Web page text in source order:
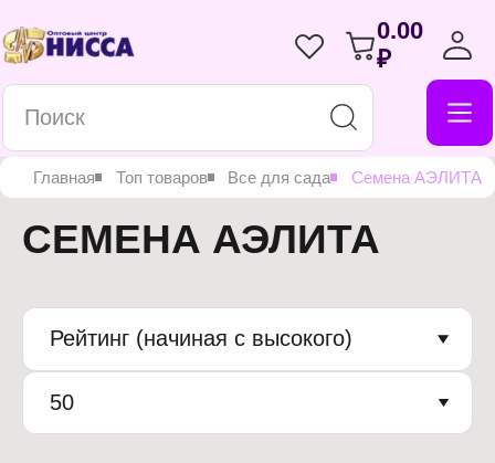
0.00
₽
Главная Топ товаров Все для сада Семена АЭЛИТА
СЕМЕНА АЭЛИТА
Рейтинг (начиная с высокого)
50